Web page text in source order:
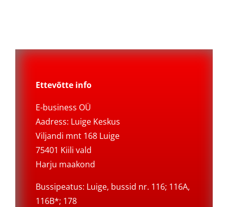
Ettevõtte info
E-business OÜ
Aadress: Luige Keskus
Viljandi mnt 168 Luige
75401 Kiili vald
Harju maakond
Bussipeatus: Luige, bussid nr. 116; 116A,
116B*; 178